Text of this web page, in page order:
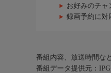
お好みのチャ
録画予約に対
番組内容、放送時間な
番組データ提供元：